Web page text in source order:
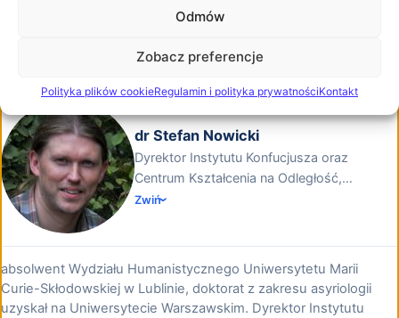
Odmów
Zobacz preferencje
Polityka plików cookieRegulamin i polityka prywatnościKontakt
Wykładowca akademicki Wydziału
Zobacz biogram
dr Stefan Nowicki
Dyrektor Instytutu Konfucjusza oraz
Centrum Kształcenia na Odległość,
Uniwersytet Wrocławski
Zwiń
absolwent Wydziału Humanistycznego Uniwersytetu Marii
Curie-Skłodowskiej w Lublinie, doktorat z zakresu asyriologii
uzyskał na Uniwersytecie Warszawskim. Dyrektor Instytutu